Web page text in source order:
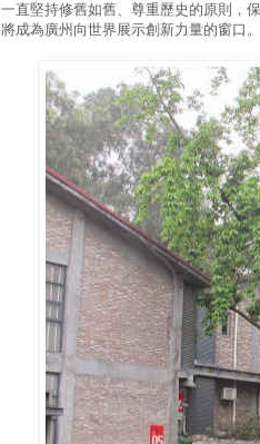
一直堅持修舊如舊、尊重歷史的原則，
將成為廣州向世界展示創新力量的窗口。